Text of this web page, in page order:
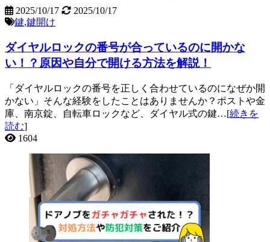
2025/10/17
2025/10/17
鍵,鍵開け
ダイヤルロックの番号が合っているのに開かな
い！？原因や自分で開ける方法を解説！
「ダイヤルロックの番号を正しく合わせているのになぜか開
かない」そんな経験をしたことはありませんか？ポストや金
庫、南京錠、自転車ロックなど、ダイヤル式の鍵…[続きを
読む]
1604